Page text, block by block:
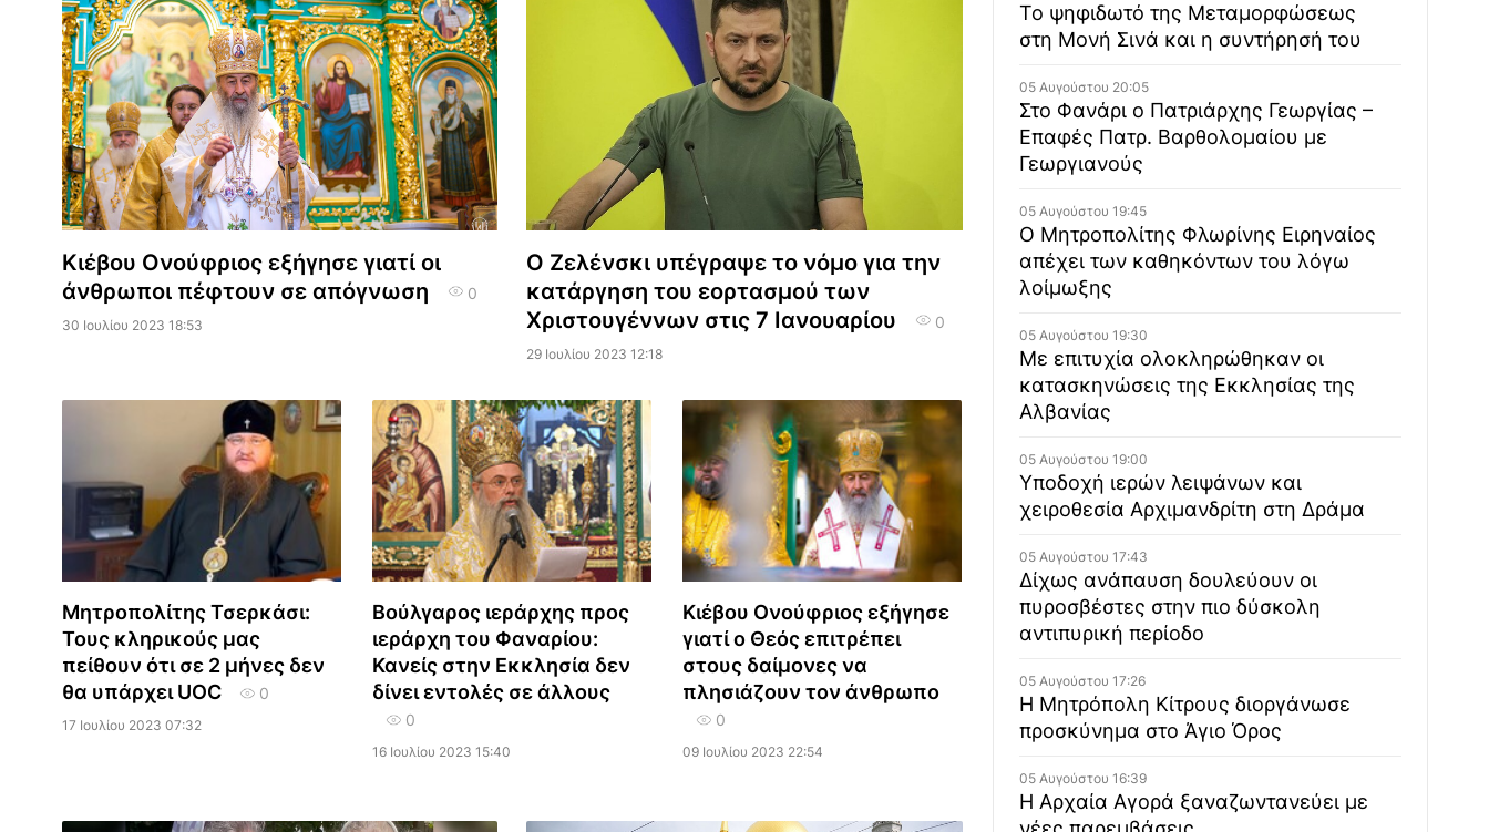
Κιέβου Ονούφριος εξήγησε γιατί οι
άνθρωποι πέφτουν σε απόγνωση
0
30 Ιουλίου 2023 18:53
Ο Ζελένσκι υπέγραψε το νόμο για την
κατάργηση του εορτασμού των
Χριστουγέννων στις 7 Ιανουαρίου
0
29 Ιουλίου 2023 12:18
Μητροπολίτης Τσερκάσι:
Τους κληρικούς μας
πείθουν ότι σε 2 μήνες δεν
θα υπάρχει UOC
0
17 Ιουλίου 2023 07:32
Βούλγαρος ιεράρχης προς
ιεράρχη του Φαναρίου:
Κανείς στην Εκκλησία δεν
δίνει εντολές σε άλλους
0
16 Ιουλίου 2023 15:40
Κιέβου Ονούφριος εξήγησε
γιατί ο Θεός επιτρέπει
στους δαίμονες να
πλησιάζουν τον άνθρωπο
0
09 Ιουλίου 2023 22:54
Το ψηφιδωτό της Μεταμορφώσεως
στη Μονή Σινά και η συντήρησή του
05 Αυγούστου 20:05
Στο Φανάρι ο Πατριάρχης Γεωργίας –
Επαφές Πατρ. Βαρθολομαίου με
Γεωργιανούς
05 Αυγούστου 19:45
Ο Μητροπολίτης Φλωρίνης Ειρηναίος
απέχει των καθηκόντων του λόγω
λοίμωξης
05 Αυγούστου 19:30
Με επιτυχία ολοκληρώθηκαν οι
κατασκηνώσεις της Εκκλησίας της
Αλβανίας
05 Αυγούστου 19:00
Υποδοχή ιερών λειψάνων και
χειροθεσία Αρχιμανδρίτη στη Δράμα
05 Αυγούστου 17:43
Δίχως ανάπαυση δουλεύουν οι
πυροσβέστες στην πιο δύσκολη
αντιπυρική περίοδο
05 Αυγούστου 17:26
Η Μητρόπολη Κίτρους διοργάνωσε
προσκύνημα στο Άγιο Όρος
05 Αυγούστου 16:39
Η Αρχαία Αγορά ξαναζωντανεύει με